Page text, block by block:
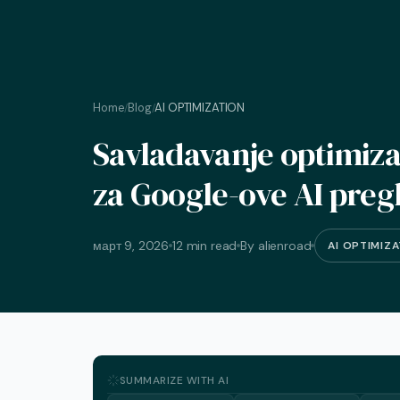
Home/Blog/AI OPTIMIZATION
Savladavanje
za Google-ove AI
март 9, 2026 12 min read By alienroad AI
SUMMARIZE WITH AI